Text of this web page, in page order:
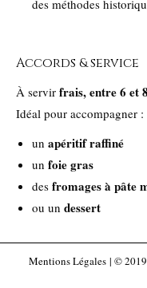
des méthodes
Accords & service
À servir frais, entre 6 et
Idéal pour accompagner :
un apéritif raffiné
un foie gras
des fromages à pâte
ou un dessert
Mentions Légales| © 2019